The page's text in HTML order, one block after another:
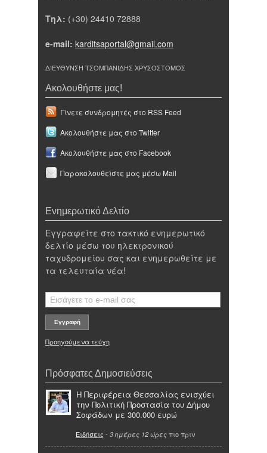
Τηλ: (+30) 24410 72888
e-mail: karditsaportal@gmail.com
ΔΙΕΥΘΥΝΣΗ ΤΣΟΜΠΑΝΙΔΗΣ ΧΡΥΣΟΣΤΟΜΟΣ
Ακολουθήστε μας!
Γίνετε συνδρομητές στο RSS Feed
Ακολουθήστε μας στο Twitter
Ακολουθήστε μας στο Facebook
Παρακολουθείστε μας μέσω Mail
Ενημερωτικό Δελτίο
Εγγραφείτε στο τακτικό ενημερωτικό
δελτίο μέσω του ηλεκτρονικού
ταχυδρομείου σας και ενημερωθείτε με
τα τελευταία νέα!
Προηγούμενα τεύχη
Πρόσφατες Δημοσιεύσεις
Η Περιφέρεια Θεσσαλίας ενισχύει
την Πολιτική Προστασία του Δήμου
Σοφάδων με 300.000 ευρώ
Ειδήσεις - 3 ημέρες 12 ώρες πιο πριν